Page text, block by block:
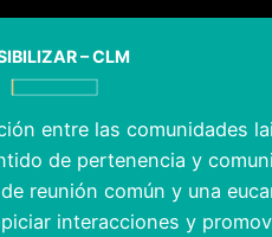
– CLM
entre las comunidades
de pertenencia y
reunión común y una
interacciones y